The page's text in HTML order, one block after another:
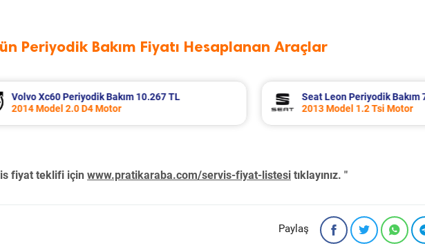
Periyodik Bakım Fiyatı Hesaplanan Araçlar
Periyodik Bakım 7.135 TL
1.2 Tsi Motor
Opel Crossland Periyodik Bakım
2023 Model 1.2 T Motor
fiyat teklifi için www.pratikaraba.com/servis-fiyat-listesi tıklayınız. "
Paylaş